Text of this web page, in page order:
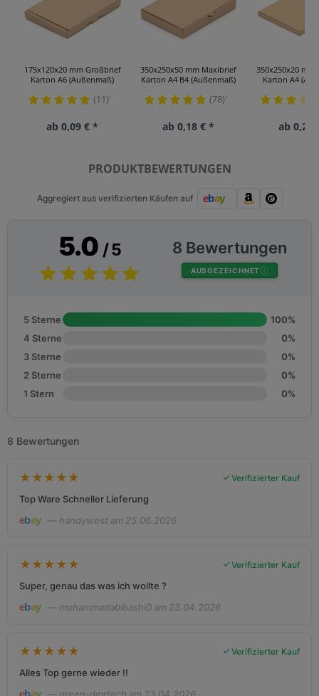
175x120x20 mm Großbrief
Karton A6 (Außenmaß)
(11)¹
ab 0,09 € *
350x250x50 mm Maxibrief
Karton A4 B4 (Außenmaß)
(78)¹
ab 0,18 € *
350x250x20
Karton A4
ab 0,22
PRODUKTBEWERTUNGEN
Aggregiert aus verifizierten Käufen auf
5.0 / 5 8 Bewertungen
AUSGEZEICHNET
5 Sterne
100%
4 Sterne
0%
3 Sterne
0%
2 Sterne
0%
1 Stern
0%
8 Bewertungen
★ ★ ★ ★ ★ Verifizierter Kauf
Top Ware Schneller Lieferung
— handywest am 25.06.2026
★ ★ ★ ★ ★ Verifizierter Kauf
Super, genau das was ich wollte ?
— muhammadabibashi0 am 23.04.2026
★ ★ ★ ★ ★ Verifizierter Kauf
Alles Top gerne wieder !!